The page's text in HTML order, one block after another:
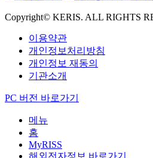
Copyright© KERIS. ALL RIGHTS
이용약관
개인정보처리방침
개인정보 재동의
기관소개
PC 버전 바로가기
메뉴
홈
MyRISS